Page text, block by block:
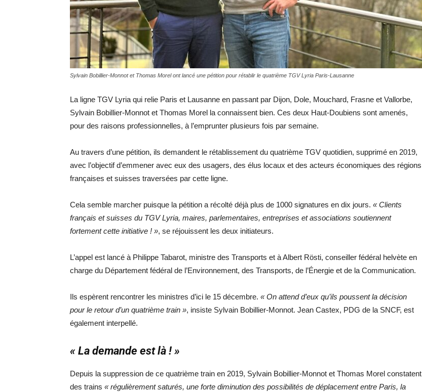
Sylvain Bobillier-Monnot et Thomas Morel ont lancé une pétition pour rétablir le quatrième TGV Lyria Paris-Lausanne
La ligne TGV Lyria qui relie Paris et Lausanne en passant par Dijon, Dole, Mouchard, Frasne et Vallorbe,
Sylvain Bobillier-Monnot et Thomas Morel la connaissent bien. Ces deux Haut-Doubiens sont amenés,
pour des raisons professionnelles, à l’emprunter plusieurs fois par semaine.
Au travers d’une pétition, ils demandent le rétablissement du quatrième TGV quotidien, supprimé en 2019,
avec l’objectif d’emmener avec eux des usagers, des élus locaux et des acteurs économiques des régions
françaises et suisses traversées par cette ligne.
Cela semble marcher puisque la pétition a récolté déjà plus de 1000 signatures en dix jours. « Clients
français et suisses du TGV Lyria, maires, parlementaires, entreprises et associations soutiennent
fortement cette initiative ! », se réjouissent les deux initiateurs.
L’appel est lancé à Philippe Tabarot, ministre des Transports et à Albert Rösti, conseiller fédéral helvète en
charge du Département fédéral de l’Environnement, des Transports, de l’Énergie et de la Communication.
Ils espèrent rencontrer les ministres d’ici le 15 décembre. « On attend d’eux qu’ils poussent la décision
pour le retour d’un quatrième train », insiste Sylvain Bobillier-Monnot. Jean Castex, PDG de la SNCF, est
également interpellé.
« La demande est là ! »
Depuis la suppression de ce quatrième train en 2019, Sylvain Bobillier-Monnot et Thomas Morel constatent
des trains « régulièrement saturés, une forte diminution des possibilités de déplacement entre Paris, la